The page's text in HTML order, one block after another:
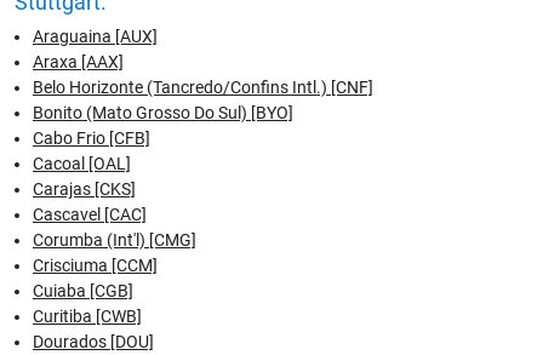
Araguaina [AUX]
Araxa [AAX]
Belo Horizonte (Tancredo/Confins Intl.) [CNF]
Bonito (Mato Grosso Do Sul) [BYO]
Cabo Frio [CFB]
Cacoal [OAL]
Carajas [CKS]
Cascavel [CAC]
Corumba (Int'l) [CMG]
Crisciuma [CCM]
Cuiaba [CGB]
Curitiba [CWB]
Dourados [DOU]